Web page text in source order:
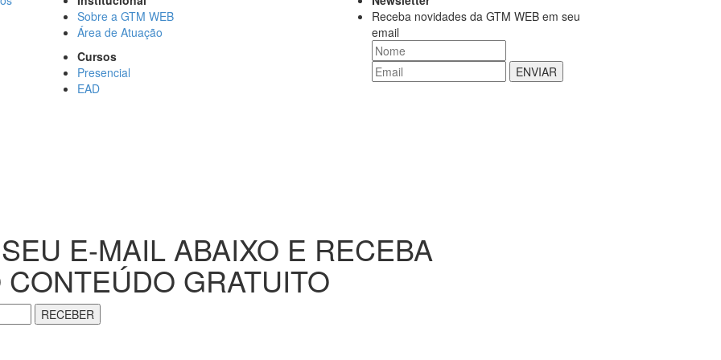
Sobre a GTM WEB
Área de Atuação
Cursos
Presencial
EAD
Receba novidades da GTM WEB em seu
email
E-MAIL ABAIXO E RECEBA
GRATUITO